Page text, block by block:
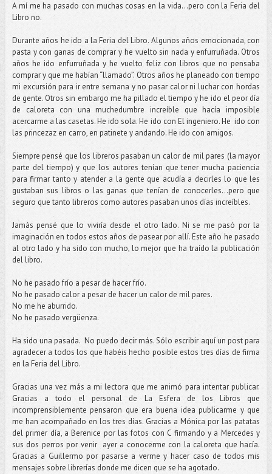
A mí me ha pasado con muchas cosas en la vida…pero con la Feria del
Libro no.
Durante años he ido a la Feria del Libro. Algunos años emocionada, con
pasta y con ganas de comprar y he vuelto sin nada y enfurruñada. Otros
años he ido enfurruñada y he vuelto feliz con libros que no pensaba
comprar y que me habían “llamado”. Otros años he planeado con tiempo
mi excursión para ir entre semana y no pasar calor ni luchar con hordas
de gente. Otros sin embargo me ha pillado el tiempo y he ido el peor día
de caloreta con una muchedumbre increíble que hacía imposible
acercarme a las casetas. He ido sola. He ido con El ingeniero. He ido con
las princezaz en carro, en patinete y andando. He ido con amigos.
Siempre pensé que los libreros pasaban un calor de mil pares (la mayor
parte del tiempo) y que los autores tenían que tener mucha paciencia
para firmar tanto y atender a la gente que acudía a decirles lo que les
gustaban sus libros o las ganas que tenían de conocerles…pero que
seguro que tanto libreros como autores pasaban unos días increíbles.
Jamás pensé que lo viviría desde el otro lado. Ni se me pasó por la
imaginación en todos estos años de pasear por allí. Este año he pasado
al otro lado y ha sido con mucho, lo mejor que ha traído la publicación
del libro.
No he pasado frío a pesar de hacer frío.
No he pasado calor a pesar de hacer un calor de mil pares.
No me he aburrido.
No he pasado vergüenza.
Ha sido una pasada. No puedo decir más. Sólo escribir aquí un post para
agradecer a todos los que habéis hecho posible estos tres días de firma
en la Feria del Libro.
Gracias una vez más a mi lectora que me animó para intentar publicar.
Gracias a todo el personal de La Esfera de los Libros que
incomprensiblemente pensaron que era buena idea publicarme y que
me han acompañado en los tres días. Gracias a Mónica por las patatas
del primer día, a Berenice por las fotos con C firmando y a Mercedes y
sus dos perros por venir ayer a conocerme con la caloreta que hacía.
Gracias a Guillermo por pasarse a verme y hacer caso de todos mis
mensajes sobre librerías donde me dicen que se ha agotado.